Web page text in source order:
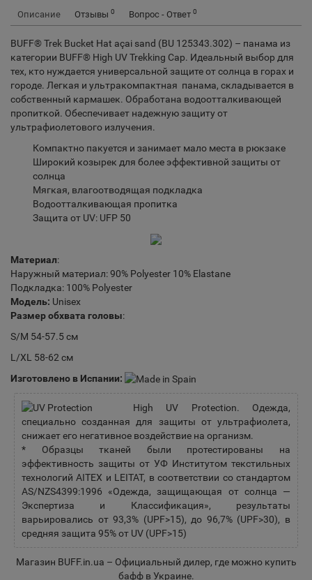
Описание Отзывы 0 Вопрос - Ответ 0
BUFF® Trek Bucket Hat açai sand (BU 125343.302) – панама из
категории BUFF® High UV Trekking Cap. Идеальный выбор для
тех, кто нуждается универсальной защите от солнца в горах и
городе. Легкая и ультракомпактная панама, складывается в
собственный кармашек. Обработана водоотталкивающей
пропиткой. Обеспечивает надежную защиту от
ультрафиолетового излучения.
Компактно пакуется и занимает мало места в рюкзаке
Широкий козырек для более эффективной защиты от
солнца
Мягкая, влагоотводящая подкладка
Водоотталкивающая пропитка
Защита от UV: UFP 50
Материал:
Наружный материал: 90% Polyester 10% Elastane
Подкладка: 100% Polyester
Модель: Unisex
Размер обхвата головы:
S/M 54-57.5 см
L/XL 58-62 см
Изготовлено в Испании:
High UV Protection. Одежда,
специально созданная для защиты от ультрафиолета,
снижает его негативное воздействие на организм.
* Образцы тканей были протестированы на
эффективность защиты от УФ Институтом текстильных
технологий AITEX и LEITAT, в соответствии со стандартом
AS/NZS4399:1996 «Одежда, защищающая от солнца —
Экспертиза и Классификация», результаты
варьировались от 93,3% (UPF>15), до 96,7% (UPF>30), в
средняя защита 95% от UV (UPF>15)
Магазин BUFF.in.ua – Официальный дилер, где можно купить
бафф в Украине.